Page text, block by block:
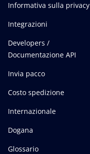
Informativa sulla privacy
Integrazioni
Developers /
Documentazione API
Invia pacco
Costo spedizione
Internazionale
Dogana
Glossario